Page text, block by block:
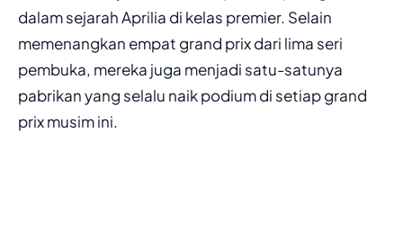
dalam sejarah Aprilia di kelas premier. Selain
memenangkan empat grand prix dari lima seri
pembuka, mereka juga menjadi satu-satunya
pabrikan yang selalu naik podium di setiap grand
prix musim ini.